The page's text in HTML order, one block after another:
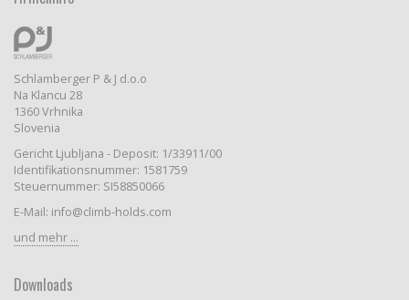
Schlamberger P & J d.o.o
Na Klancu 28
1360 Vrhnika
Slovenia
Gericht Ljubljana - Deposit: 1/33911/00
Identifikationsnummer: 1581759
Steuernummer: SI58850066
E-Mail: info@climb-holds.com
und mehr ...
Downloads